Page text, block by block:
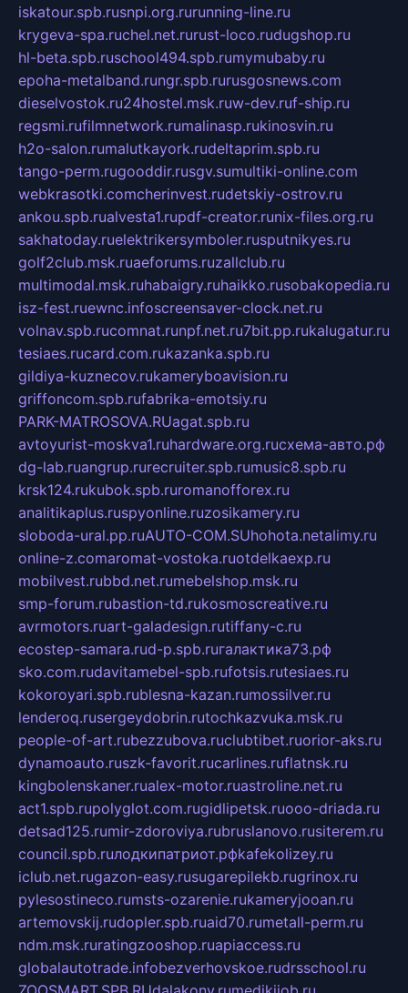
iskatour.spb.rusnpi.org.rurunning-line.ru
krygeva-spa.ruchel.net.rurust-loco.rudugshop.ru
hl-beta.spb.ruschool494.spb.rumymubaby.ru
epoha-metalband.rungr.spb.rurusgosnews.com
dieselvostok.ru24hostel.msk.ruw-dev.ruf-ship.ru
regsmi.rufilmnetwork.rumalinasp.rukinosvin.ru
h2o-salon.rumalutkayork.rudeltaprim.spb.ru
tango-perm.rugooddir.rusgv.sumultiki-online.com
webkrasotki.comcherinvest.rudetskiy-ostrov.ru
ankou.spb.rualvesta1.rupdf-creator.runix-files.org.ru
sakhatoday.ruelektrikersymboler.rusputnikyes.ru
golf2club.msk.ruaeforums.ruzallclub.ru
multimodal.msk.ruhabaigry.ruhaikko.rusobakopedia.ru
isz-fest.ruewnc.infoscreensaver-clock.net.ru
volnav.spb.rucomnat.runpf.net.ru7bit.pp.rukalugatur.ru
tesiaes.rucard.com.rukazanka.spb.ru
gildiya-kuznecov.rukameryboavision.ru
griffoncom.spb.rufabrika-emotsiy.ru
PARK-MATROSOVA.RUagat.spb.ru
avtoyurist-moskva1.ruhardware.org.ruсхема-авто.рф
dg-lab.ruangrup.rurecruiter.spb.rumusic8.spb.ru
krsk124.rukubok.spb.ruromanofforex.ru
analitikaplus.ruspyonline.ruzosikamery.ru
sloboda-ural.pp.ruAUTO-COM.SUhohota.netalimy.ru
online-z.comaromat-vostoka.ruotdelkaexp.ru
mobilvest.rubbd.net.rumebelshop.msk.ru
smp-forum.rubastion-td.rukosmoscreative.ru
avrmotors.ruart-galadesign.rutiffany-c.ru
ecostep-samara.rud-p.spb.ruгалактика73.рф
sko.com.rudavitamebel-spb.rufotsis.rutesiaes.ru
kokoroyari.spb.rublesna-kazan.rumossilver.ru
lenderoq.rusergeydobrin.rutochkazvuka.msk.ru
people-of-art.rubezzubova.ruclubtibet.ruorior-aks.ru
dynamoauto.ruszk-favorit.rucarlines.ruflatnsk.ru
kingbolenskaner.rualex-motor.ruastroline.net.ru
act1.spb.rupolyglot.com.rugidlipetsk.ruooo-driada.ru
detsad125.rumir-zdoroviya.rubruslanovo.rusiterem.ru
council.spb.ruлодкипатриот.рфkafekolizey.ru
iclub.net.rugazon-easy.rusugarepilekb.rugrinox.ru
pylesostineco.rumsts-ozarenie.rukameryjooan.ru
artemovskij.rudopler.spb.ruaid70.rumetall-perm.ru
ndm.msk.ruratingzooshop.ruapiaccess.ru
globalautotrade.infobezverhovskoe.rudrsschool.ru